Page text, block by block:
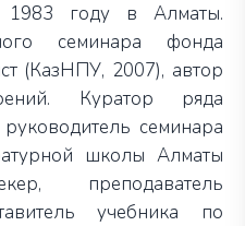
1983 году в Алматы.
семинара фонда
(КазНПУ, 2007), автор
Куратор ряда
семинара
школы Алматы
преподаватель
учебника по